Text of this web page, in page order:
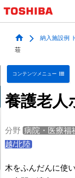
納入施設例
荘
コンテンツメニュー
養護老
分野 病院・医療福
越/北陸
木をふんだんに使